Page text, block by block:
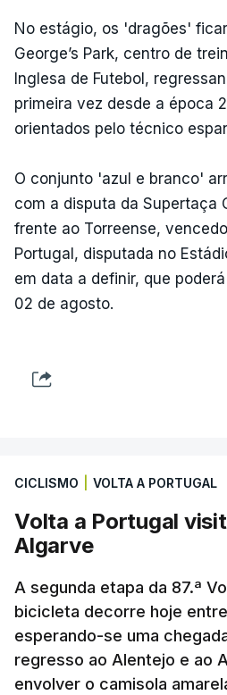
No estágio, os 'dragões'
George’s Park, centro de
Inglesa de Futebol,
primeira vez desde a época
orientados pelo técnico
O conjunto 'azul e branco'
com a disputa da Supertaça
frente ao Torreense,
Portugal, disputada no
em data a definir, que
02 de agosto.
CICLISMO VOLTA A PORTUGAL
Volta a Portugal
Algarve
A segunda etapa da 87.ª
bicicleta decorre hoje
esperando-se uma
regresso ao Alentejo e ao
envolver o camisola